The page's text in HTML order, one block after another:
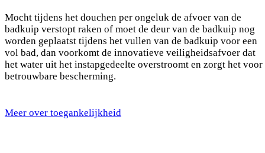
Mocht tijdens het douchen per ongeluk de afvoer van de
badkuip verstopt raken of moet de deur van de badkuip nog
worden geplaatst tijdens het vullen van de badkuip voor een
vol bad, dan voorkomt de innovatieve veiligheidsafvoer dat
het water uit het instapgedeelte overstroomt en zorgt het voor
betrouwbare bescherming.
Meer over toegankelijkheid